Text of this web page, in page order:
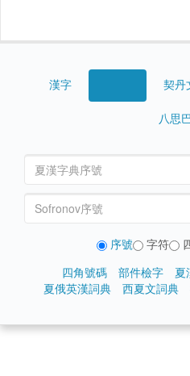
漢字 契丹
八思
序號 字符
四角號碼
部件檢字 夏
夏俄英漢詞典
西夏文詞典